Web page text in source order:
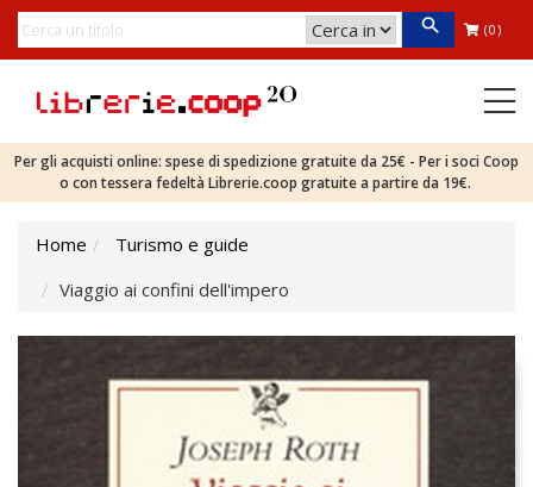
(0)
Per gli acquisti online: spese di spedizione gratuite da 25€ - Per i soci Coop
o con tessera fedeltà Librerie.coop gratuite a partire da 19€.
Home
Turismo e guide
Viaggio ai confini dell'impero